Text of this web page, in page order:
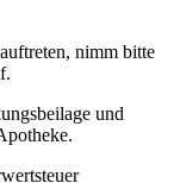
nimm bitte
und